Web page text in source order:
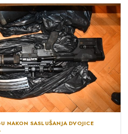
NAKON SASLUŠANJA DVOJICE